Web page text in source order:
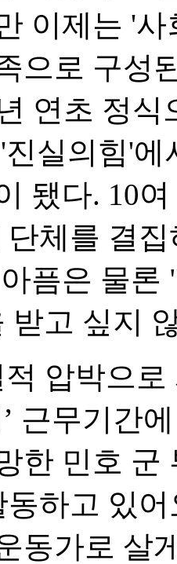
이제는 '
으로 구성
연초 정
실의힘'
됐다. 10
단체를 결
픔은 물론
받고 싶지
압박으
근무기간
한 민호 군
동하고 있
동가로 살